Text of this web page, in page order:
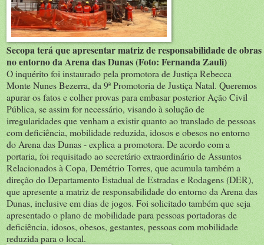
Secopa terá que apresentar matriz de responsabilidade de obras
no entorno da Arena das Dunas (Foto: Fernanda Zauli)
O inquérito foi instaurado pela promotora de Justiça Rebecca
Monte Nunes Bezerra, da 9ª Promotoria de Justiça Natal. Queremos
apurar os fatos e colher provas para embasar posterior Ação Civil
Pública, se assim for necessário, visando à solução de
irregularidades que venham a existir quanto ao translado de pessoas
com deficiência, mobilidade reduzida, idosos e obesos no entorno
do Arena das Dunas - explica a promotora. De acordo com a
portaria, foi requisitado ao secretário extraordinário de Assuntos
Relacionados à Copa, Demétrio Torres, que acumula também a
direção do Departamento Estadual de Estradas e Rodagens (DER),
que apresente a matriz de responsabilidade do entorno da Arena das
Dunas, inclusive em dias de jogos. Foi solicitado também que seja
apresentado o plano de mobilidade para pessoas portadoras de
deficiência, idosos, obesos, gestantes, pessoas com mobilidade
reduzida para o local.